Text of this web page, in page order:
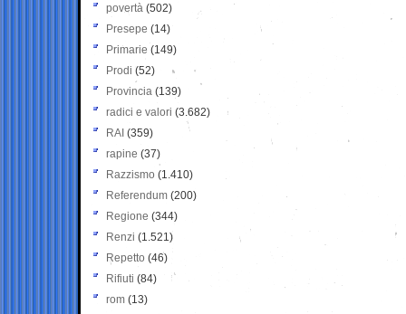
povertà (502)
Presepe (14)
Primarie (149)
Prodi (52)
Provincia (139)
radici e valori (3.682)
RAI (359)
rapine (37)
Razzismo (1.410)
Referendum (200)
Regione (344)
Renzi (1.521)
Repetto (46)
Rifiuti (84)
rom (13)